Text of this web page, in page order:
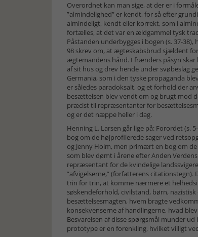
Overordnet kan man sige, at der er i
”almindelighed” er kendt, for så efter
almindeligt, kendt eller korrekt, som i
fortælles, at det var en ældgammel tysk
Påstanden underbygges i bogen (s. 37-
98 skrev om, at ægteskabsbrud sjældent
ægtemandens hånd. I frænders påsyn
af sit hus og drev hende under svøbeslag
Germania, som i den tyske propaganda
er således paradoksalt, og et forhold der
besættelsen blev vendt om og brugt mod
præcist til repræsentanter for
og er det næppe heller i dag.
Henning L. Larsen går lige på: Forordet (s.
bog om de højprofilerede sager ved
og Jenny Holm, men primært en bog om
som blev dømt i årene efter Anden
repræsentant for de kvindelige
”afvigelserne,” (forfatterens
trin for trin, at komme nærmere et
søskendeforhold, civilstand, børn,
besættelsesmagten, hvem bragte
konsekvenserne af handlingerne, hvad
Besvarelsen af disse spørgsmål munder
prototype er en forenkling, hvilket villigt